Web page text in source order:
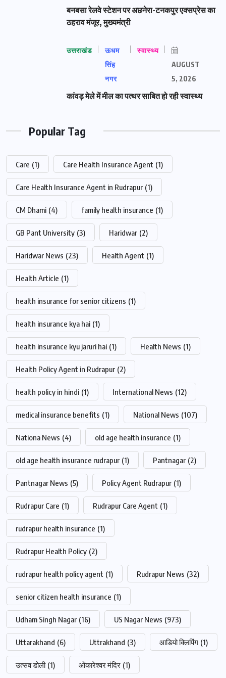
बनबसा रेलवे स्टेशन पर अछनेरा-टनकपुर एक्सप्रेस का
ठहराव मंजूर, मुख्यमंत्री
उत्तराखंड
ऊधम
सिंह
नगर
स्वास्थ्य
AUGUST
5, 2026
कांवड़ मेले में मील का पत्थर साबित हो रही स्वास्थ्य
Popular Tag
Care (1) Care Health Insurance Agent (1)
Care Health Insurance Agent in Rudrapur (1)
CM Dhami (4) family health insurance (1)
GB Pant University (3) Haridwar (2)
Haridwar News (23) Health Agent (1)
Health Article (1)
health insurance for senior citizens (1)
health insurance kya hai (1)
health insurance kyu jaruri hai (1) Health News (1)
Health Policy Agent in Rudrapur (2)
health policy in hindi (1) International News (12)
medical insurance benefits (1) National News (107)
Nationa News (4) old age health insurance (1)
old age health insurance rudrapur (1) Pantnagar (2)
Pantnagar News (5) Policy Agent Rudrapur (1)
Rudrapur Care (1) Rudrapur Care Agent (1)
rudrapur health insurance (1)
Rudrapur Health Policy (2)
rudrapur health policy agent (1) Rudrapur News (32)
senior citizen health insurance (1)
Udham Singh Nagar (16) US Nagar News (973)
Uttarakhand (6) Uttrakhand (3) आडियो क्लिपिंग (1)
उत्सव डोली (1) ओंकारेश्वर मंदिर (1)